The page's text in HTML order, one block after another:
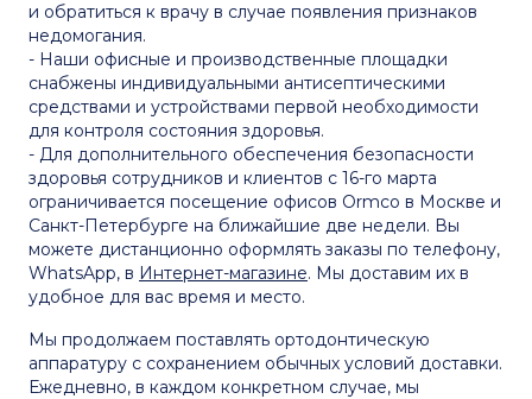
и обратиться к врачу в случае появления признаков
недомогания.
- Наши офисные и производственные площадки
снабжены индивидуальными антисептическими
средствами и устройствами первой необходимости
для контроля состояния здоровья.
- Для дополнительного обеспечения безопасности
здоровья сотрудников и клиентов с 16-го марта
ограничивается посещение офисов Ormco в Москве и
Санкт-Петербурге на ближайшие две недели. Вы
можете дистанционно оформлять заказы по телефону,
WhatsApp, в Интернет-магазине. Мы доставим их в
удобное для вас время и место.
Мы продолжаем поставлять ортодонтическую
аппаратуру с сохранением обычных условий доставки.
Ежедневно, в каждом конкретном случае, мы